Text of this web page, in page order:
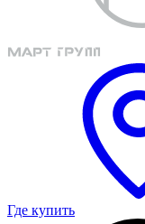
Где купить